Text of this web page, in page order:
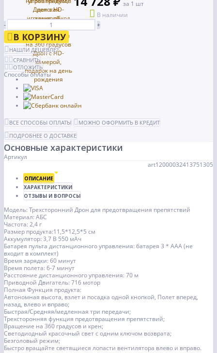
за 1 шт
В наличии
-
+
В КОРЗИНУ
НАШЛИ ДЕШЕВЛЕ?
СРАВНИТЬ
ОТЛОЖИТЬ
Способы оплаты
ВСЕ СПОСОБЫ ОПЛАТЫ
МОЖНО ОФОРМИТЬ В КРЕДИТ
ПОДРОБНЕЕ О ДОСТАВКЕ
Основные характеристики
Артикул
art12000032413751305
ОПИСАНИЕ
ХАРАКТЕРИСТИКИ
ОТЗЫВЫ И ВОПРОСЫ
Модель: Трехсторонний Дрон для предотвращения препятствий
Материал: АБС
Частота: 2,4 г
Размер продукта:11,5*12,5*5 см
Аккумулятор: 3,7 В 550 мАч
Батарея пульта дистанционного управления: батарея 3 * AAA (не
входит в комплект)
Время зарядки: 60 минут
Время полета: 6-7 минут
Расстояние дистанционного управления: 70 м
Приводной Двигатель: 716 мотор
Полная Функция продукта:
Автономная высота, взлет и посадка одной кнопкой, Полет вперед,
назад, влево и вправо;
Быстрая/Средняя/медленная три передачи;
Трехсторонняя функция предотвращения препятствий;
Вращение на 360 градусов и крен;
Светодиодный красочный свет с одним ключом возврата;
Безголовый режим;
Быстро вращайте светящиеся лопасти вентилятора влево и вправо.